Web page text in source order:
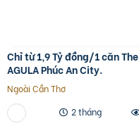
Chỉ từ 1,9 Tỷ đồng/1 căn The
AGULA Phúc An City.
Ngoài Cần Thơ
2 tháng